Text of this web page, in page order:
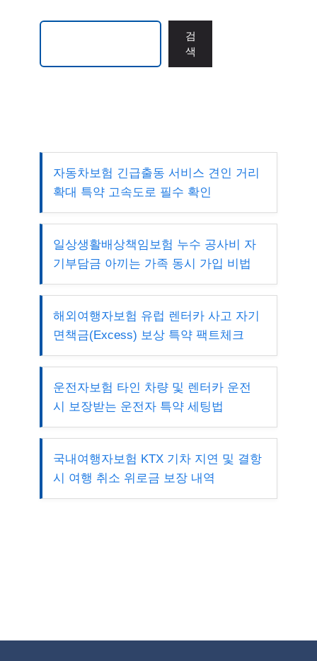
검
색
자동차보험 긴급출동 서비스 견인 거리
확대 특약 고속도로 필수 확인
일상생활배상책임보험 누수 공사비 자
기부담금 아끼는 가족 동시 가입 비법
해외여행자보험 유럽 렌터카 사고 자기
면책금(Excess) 보상 특약 팩트체크
운전자보험 타인 차량 및 렌터카 운전
시 보장받는 운전자 특약 세팅법
국내여행자보험 KTX 기차 지연 및 결항
시 여행 취소 위로금 보장 내역